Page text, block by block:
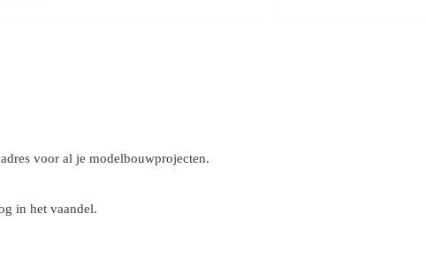
voor al je modelbouwprojecten.
in het vaandel.